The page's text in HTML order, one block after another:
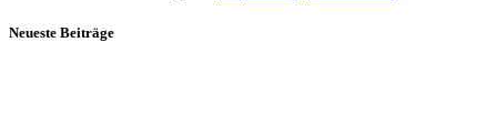
Neueste Beiträge